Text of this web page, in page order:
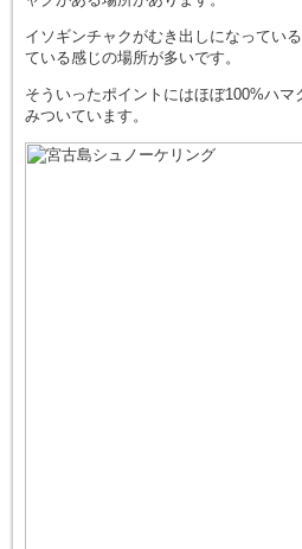
イソギンチャクがむき出しになってい
ている感じの場所が多いです。
そういったポイントにはほぼ100%ハ
みついています。